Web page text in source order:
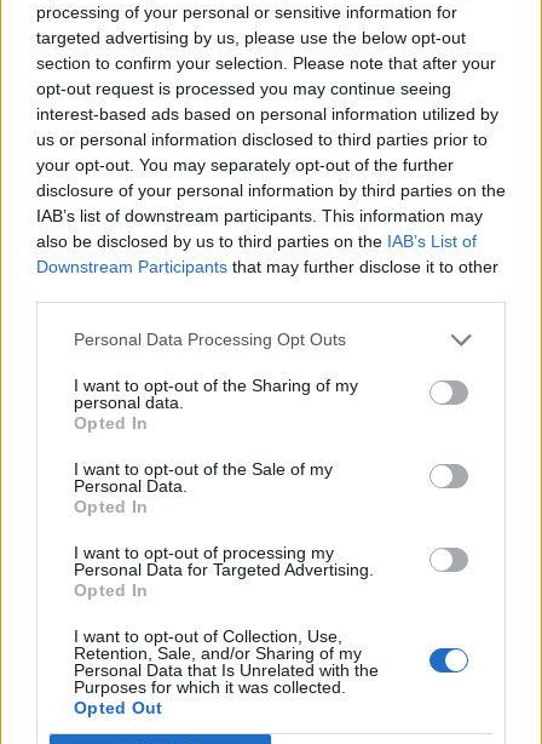
processing of your personal or sensitive information for
targeted advertising by us, please use the below opt-out
section to confirm your selection. Please note that after your
opt-out request is processed you may continue seeing
interest-based ads based on personal information utilized by
us or personal information disclosed to third parties prior to
your opt-out. You may separately opt-out of the further
disclosure of your personal information by third parties on the
IAB’s list of downstream participants. This information may
also be disclosed by us to third parties on the IAB’s List of
Downstream Participants that may further disclose it to other
Personal Data Processing Opt Outs
I want to opt-out of the Sharing of my
personal data.
Opted In
I want to opt-out of the Sale of my
Personal Data.
Opted In
I want to opt-out of processing my
Personal Data for Targeted Advertising.
Opted In
I want to opt-out of Collection, Use,
Retention, Sale, and/or Sharing of my
Personal Data that Is Unrelated with the
Purposes for which it was collected.
Opted Out
Město: Pardubice
Okres: Pardubice
Země:
Kontakt
Napsat uživateli vzkaz
Informace o profilu a chatu
Registrace od: 01.04.2014 16:39
Online : Není nikde online
Naposledy aktivní
: 15.04.2022 15:12
Prochatováno: 1,118.29 hod.
Počet přátel: 20
Profil zobrazen
Líbí se:0
Oblibené místnosti
Sledované diskuze
Moji nejnovější přátelé
Kamarádka:Eva-Repcikova
Říká o mně: